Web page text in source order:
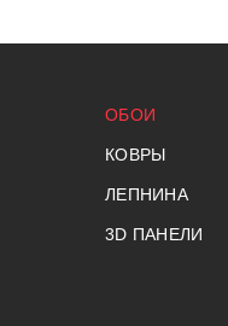
ОБОИ
КОВРЫ
ЛЕПНИНА
3D ПАНЕЛИ